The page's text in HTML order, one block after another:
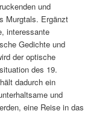
und
Murgtals. Ergänzt
interessante
Gedichte und
der optische
des 19.
dadurch ein
und
eine Reise in das